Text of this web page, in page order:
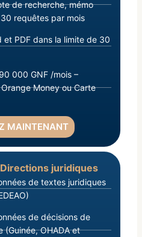
de recherche, mémo
requêtes par mois
et PDF dans la limite de 30
000 GNF /mois –
Money ou Carte
MAINTENANT
juridiques
de textes juridiques
de décisions de
(Guinée, OHADA et